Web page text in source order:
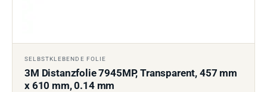
SELBSTKLEBENDE FOLIE
3M Distanzfolie 7945MP, Transparent, 457 mm
x 610 mm, 0.14 mm